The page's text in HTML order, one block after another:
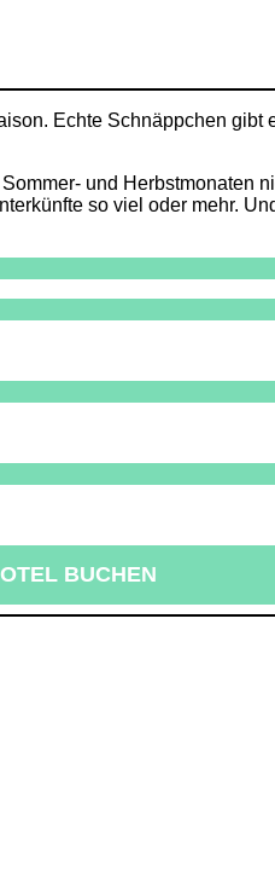
Echte Schnäppchen
und Herbstmonaten
so viel oder mehr.
BUCHEN